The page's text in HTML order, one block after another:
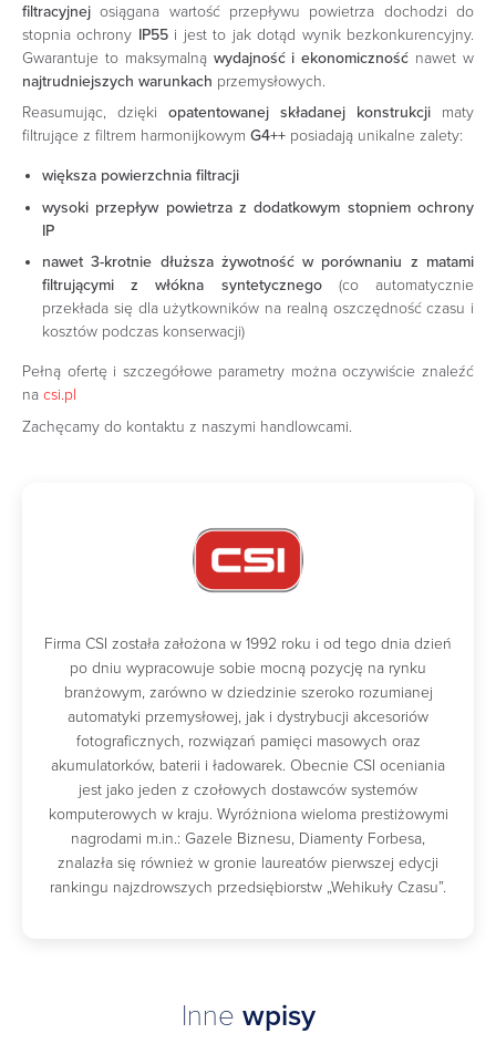
filtracyjnej osiągana wartość przepływu powietrza dochodzi do
stopnia ochrony IP55i jest to jak dotąd wynik bezkonkurencyjny.
Gwarantuje to maksymalną wydajność i ekonomiczność nawet w
najtrudniejszych warunkach przemysłowych.
Reasumując, dzięki opatentowanej składanej konstrukcji maty
filtrujące z filtrem harmonijkowym G4++ posiadają unikalne zalety:
większa powierzchnia filtracji
wysoki przepływ powietrza z dodatkowym stopniem ochrony
IP
nawet 3-krotnie dłuższa żywotność w porównaniu z matami
filtrującymi z włókna syntetycznego(co automatycznie
przekłada się dla użytkowników na realną oszczędność czasu i
kosztów podczas konserwacji)
Pełną ofertę i szczegółowe parametry można oczywiście znaleźć
na csi.pl
Zachęcamy do kontaktu z naszymi handlowcami.
Firma CSI została założona w 1992 roku i od tego dnia dzień
po dniu wypracowuje sobie mocną pozycję na rynku
branżowym, zarówno w dziedzinie szeroko rozumianej
automatyki przemysłowej, jak i dystrybucji akcesoriów
fotograficznych, rozwiązań pamięci masowych oraz
akumulatorków, baterii i ładowarek. Obecnie CSI oceniania
jest jako jeden z czołowych dostawców systemów
komputerowych w kraju. Wyróżniona wieloma prestiżowymi
nagrodami m.in.: Gazele Biznesu, Diamenty Forbesa,
znalazła się również w gronie laureatów pierwszej edycji
rankingu najzdrowszych przedsiębiorstw „Wehikuły Czasu”.
Inne wpisy